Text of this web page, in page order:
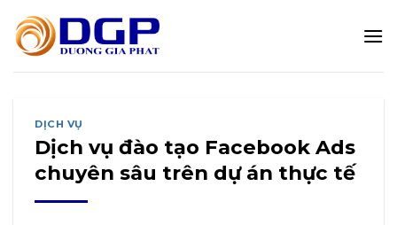
qua
dung
DỊCH VỤ
Dịch vụ đào tạo Facebook Ads
chuyên sâu trên dự án thực tế